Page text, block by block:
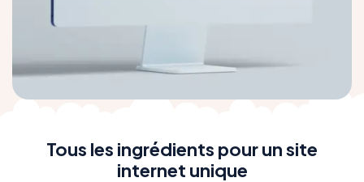
Tous les ingrédients pour un site
internet unique